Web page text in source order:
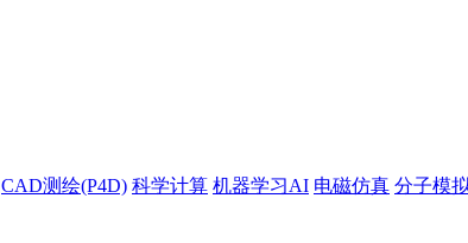
CAD测绘(P4D) 科学计算 机器学习AI 电磁仿真 分子模